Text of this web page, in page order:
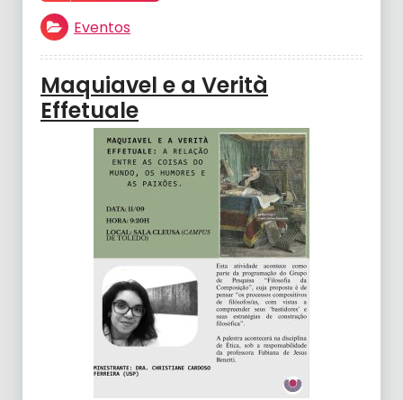
Eventos
Maquiavel e a Verità
Effetuale